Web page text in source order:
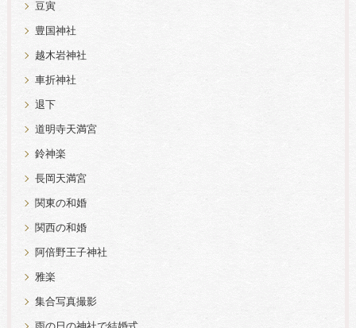
豆寅
豊国神社
越木岩神社
車折神社
退下
道明寺天満宮
鈴神楽
長岡天満宮
関東の和婚
関西の和婚
阿倍野王子神社
雅楽
集合写真撮影